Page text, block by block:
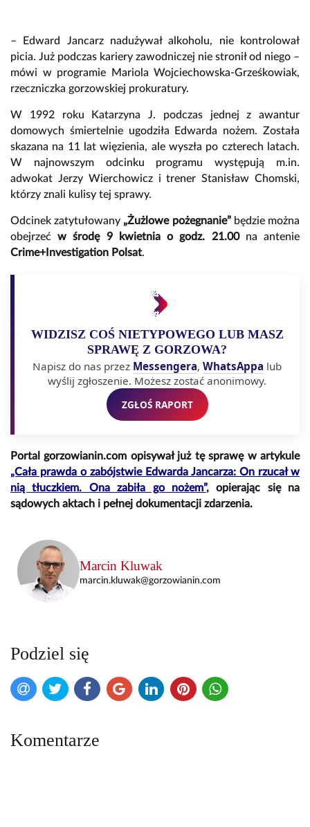
– Edward Jancarz nadużywał alkoholu, nie kontrolował
picia. Już podczas kariery zawodniczej nie stronił od niego –
mówi w programie Mariola Wojciechowska-Grześkowiak,
rzeczniczka gorzowskiej prokuratury.
W 1992 roku Katarzyna J. podczas jednej z awantur
domowych śmiertelnie ugodziła Edwarda nożem. Została
skazana na 11 lat więzienia, ale wyszła po czterech latach.
W najnowszym odcinku programu występują m.in.
adwokat Jerzy Wierchowicz i trener Stanisław Chomski,
którzy znali kulisy tej sprawy.
Odcinek zatytułowany „Żużlowe pożegnanie”będzie można
obejrzećw środę 9 kwietnia o godz. 21.00na antenie
Crime+Investigation Polsat.
WIDZISZ COŚ NIETYPOWEGO LUB MASZ
SPRAWĘ Z GORZOWA?
Napisz do nas przez Messengera, WhatsAppa lub
wyślij zgłoszenie. Możesz zostać anonimowy.
ZGŁOŚ RAPORT
Portal gorzowianin.com opisywał już tę sprawę w artykule
„Cała prawda o zabójstwie Edwarda Jancarza: On rzucał w
nią tłuczkiem. Ona zabiła go nożem”, opierając się na
sądowych aktach i pełnej dokumentacji zdarzenia.
Marcin Kluwak
marcin.kluwak@gorzowianin.com
Podziel się
Komentarze